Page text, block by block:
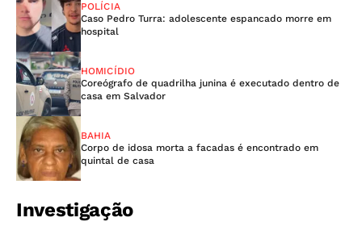
POLÍCIA
Caso Pedro Turra: adolescente espancado morre em
hospital
HOMICÍDIO
Coreógrafo de quadrilha junina é executado dentro de
casa em Salvador
BAHIA
Corpo de idosa morta a facadas é encontrado em
quintal de casa
Investigação